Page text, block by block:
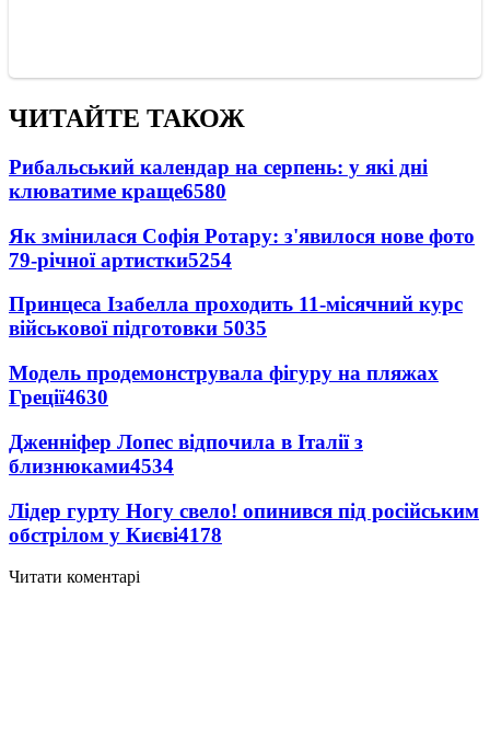
ЧИТАЙТЕ ТАКОЖ
Рибальський календар на серпень: у які дні
клюватиме краще6580
Як змінилася Софія Ротару: з'явилося нове фото
79-річної артистки5254
Принцеса Ізабелла проходить 11-місячний курс
військової підготовки 5035
Модель продемонструвала фігуру на пляжах
Греції4630
Дженніфер Лопес відпочила в Італії з
близнюками4534
Лідер гурту Ногу свело! опинився під російським
обстрілом у Києві4178
Читати коментарі